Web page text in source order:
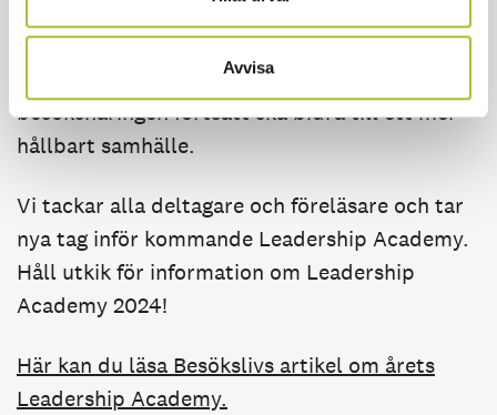
Avvisa
Stureplansgruppen sina tankar om social
hållbarhet och vikten av att involvera
samhället, gäster och personal för att
besöksnäringen fortsatt ska bidra till ett mer
hållbart samhälle.
Vi tackar alla deltagare och föreläsare och tar
nya tag inför kommande Leadership Academy.
Håll utkik för information om Leadership
Academy 2024!
Här kan du läsa Besökslivs artikel om årets
Leadership Academy.